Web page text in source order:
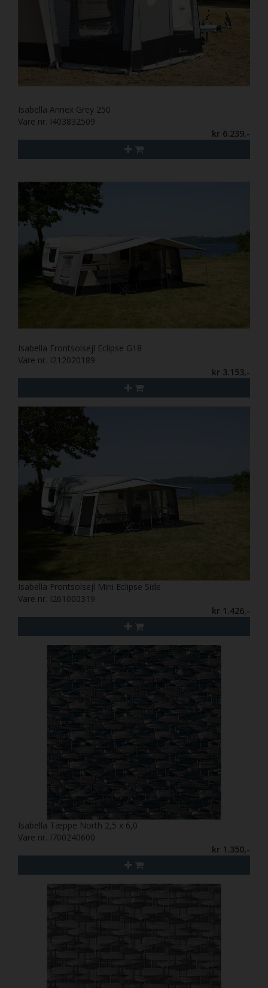
Isabella Annex Grey 250
Vare nr. I403832509
kr 6.239,-
Isabella Frontsolsejl Eclipse G18
Vare nr. I212020189
kr 3.153,-
Isabella Frontsolsejl Mini Eclipse Side
Vare nr. I261000319
kr 1.426,-
Isabella Tæppe North 2,5 x 6,0
Vare nr. I700240600
kr 1.350,-